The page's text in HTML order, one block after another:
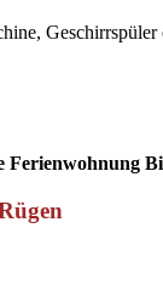
Geschirrspüler
Ferienwohnung